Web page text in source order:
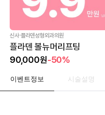
신사·플라덴성형외과의원
플라덴 볼뉴머리프팅
90,000원-50%
이벤트정보 시술설명